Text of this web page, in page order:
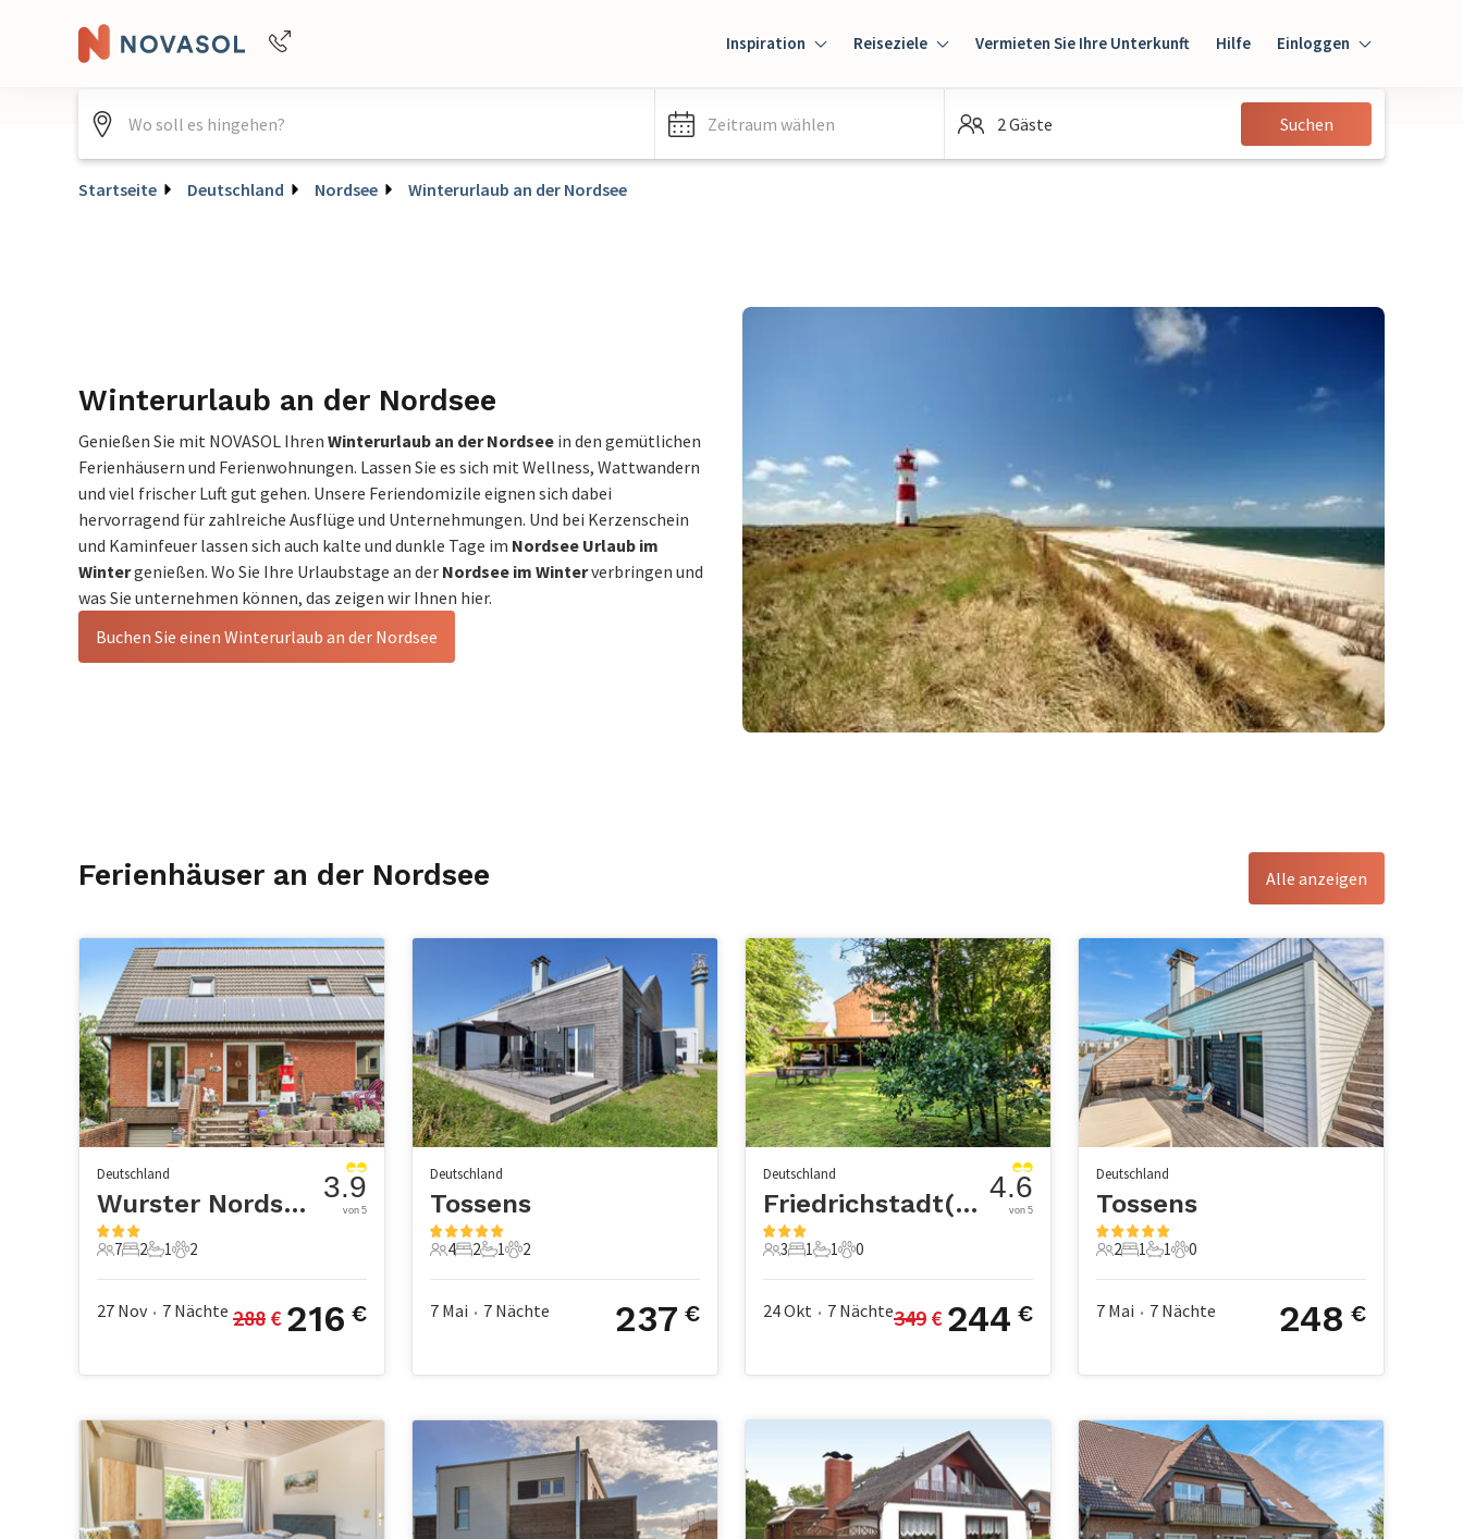
+4940688715475
Inspiration Reiseziele Vermieten Sie Ihre Unterkunft Hilfe Einloggen
Einloggen
Gast
Zeitraum wählen 2 Gäste Suchen
Startseite Deutschland Nordsee Winterurlaub an der Nordsee
Winterurlaub an der Nordsee
Genießen Sie mit NOVASOL Ihren Winterurlaub an der Nordsee in den gemütlichen
Ferienhäusern und Ferienwohnungen. Lassen Sie es sich mit Wellness, Wattwandern
und viel frischer Luft gut gehen. Unsere Feriendomizile eignen sich dabei
hervorragend für zahlreiche Ausflüge und Unternehmungen. Und bei Kerzenschein
und Kaminfeuer lassen sich auch kalte und dunkle Tage im Nordsee Urlaub im
Wintergenießen. Wo Sie Ihre Urlaubstage an der Nordsee im Winterverbringen und
was Sie unternehmen können, das zeigen wir Ihnen hier.
Buchen Sie einen Winterurlaub an der Nordsee
Ferienhäuser an der Nordsee Alle anzeigen
Deutschland
Wurster Nordseeküste
7 Gäste
7
2 Schlafzimmer
2
1 Badezimmer
1
2 Haustiere
2
3.9
von 5
27 Nov • 7 Nächte 288 € 216 €
Deutschland
Tossens
4 Gäste
4
2 Schlafzimmer
2
1 Badezimmer
1
2 Haustiere
2
7 Mai • 7 Nächte 237 €
Deutschland
Friedrichstadt(St. Annen)
3 Gäste
3
1 Schlafzimmer
1
1 Badezimmer
1
0 Haustiere
0
4.6
von 5
24 Okt • 7 Nächte349 € 244 €
Deutschland
Tossens
2 Gäste
2
1 Schlafzimmer
1
1 Badezimmer
1
0 Haustiere
0
7 Mai • 7 Nächte 248 €